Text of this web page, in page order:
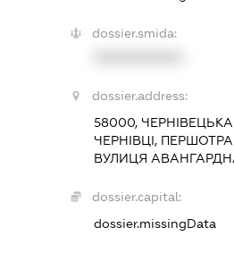
dossier.smida:
dossier.address:
58000,
ЧЕРНІВЦІ,
ВУЛИЦЯ
dossier.capital:
dossier.missingData